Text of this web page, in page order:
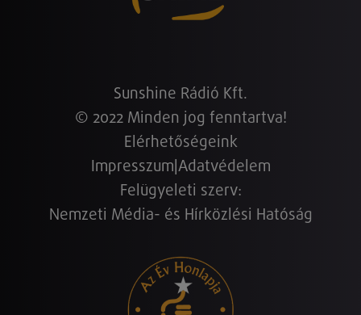
Sunshine Rádió Kft.
© 2022 Minden jog fenntartva!
Elérhetőségeink
Impresszum Adatvédelem
Felügyeleti szerv:
Nemzeti Média- és Hírközlési Hatóság